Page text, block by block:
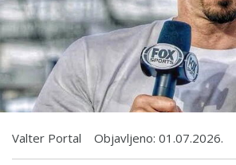
Valter Portal Objavljeno: 01.07.2026.